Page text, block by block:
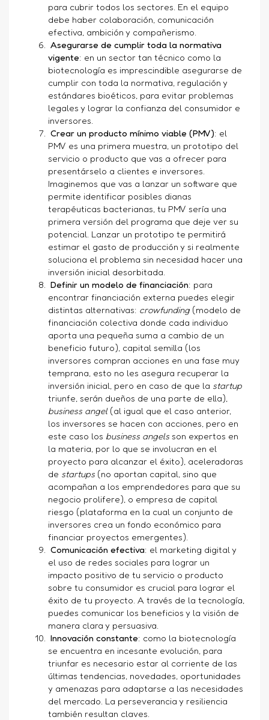
para cubrir todos los sectores. En el equipo
debe haber colaboración, comunicación
efectiva, ambición y compañerismo.
Asegurarse de cumplir toda la normativa
vigente: en un sector tan técnico como la
biotecnología es imprescindible asegurarse de
cumplir con toda la normativa, regulación y
estándares bioéticos, para evitar problemas
legales y lograr la confianza del consumidor e
inversores.
Crear un producto mínimo viable (PMV): el
PMV es una primera muestra, un prototipo del
servicio o producto que vas a ofrecer para
presentárselo a clientes e inversores.
Imaginemos que vas a lanzar un software que
permite identificar posibles dianas
terapéuticas bacterianas, tu PMV sería una
primera versión del programa que deje ver su
potencial. Lanzar un prototipo te permitirá
estimar el gasto de producción y si realmente
soluciona el problema sin necesidad hacer una
inversión inicial desorbitada.
Definir un modelo de financiación: para
encontrar financiación externa puedes elegir
distintas alternativas: crowfunding (modelo de
financiación colectiva donde cada individuo
aporta una pequeña suma a cambio de un
beneficio futuro), capital semilla (los
inversores compran acciones en una fase muy
temprana, esto no les asegura recuperar la
inversión inicial, pero en caso de que la startup
triunfe, serán dueños de una parte de ella),
business angel(al igual que el caso anterior,
los inversores se hacen con acciones, pero en
este caso los business angels son expertos en
la materia, por lo que se involucran en el
proyecto para alcanzar el éxito), aceleradoras
de startups (no aportan capital, sino que
acompañan a los emprendedores para que su
negocio prolifere), o empresa de capital
riesgo (plataforma en la cual un conjunto de
inversores crea un fondo económico para
financiar proyectos emergentes).
Comunicación efectiva: el marketing digital y
el uso de redes sociales para lograr un
impacto positivo de tu servicio o producto
sobre tu consumidor es crucial para lograr el
éxito de tu proyecto. A través de la tecnología,
puedes comunicar los beneficios y la visión de
manera clara y persuasiva.
Innovación constante: como la biotecnología
se encuentra en incesante evolución, para
triunfar es necesario estar al corriente de las
últimas tendencias, novedades, oportunidades
y amenazas para adaptarse a las necesidades
del mercado. La perseverancia y resiliencia
también resultan claves.